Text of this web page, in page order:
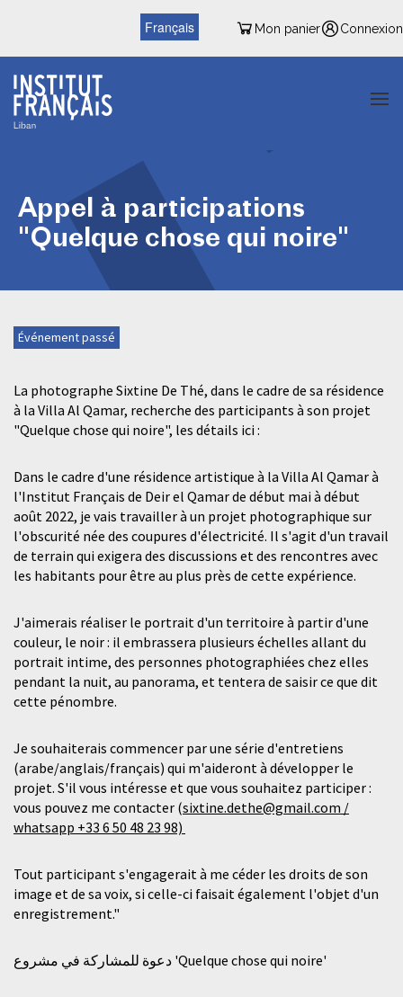
Mon panier Connexion
Français
Appel à participations
"Quelque chose qui noire"
Événement passé
La photographe Sixtine De Thé, dans le cadre de sa résidence
à la Villa Al Qamar, recherche des participants à son projet
"Quelque chose qui noire", les détails ici :
Dans le cadre d'une résidence artistique à la Villa Al Qamar à
l'Institut Français de Deir el Qamar de début mai à début
août 2022, je vais travailler à un projet photographique sur
l'obscurité née des coupures d'électricité. Il s'agit d'un travail
de terrain qui exigera des discussions et des rencontres avec
les habitants pour être au plus près de cette expérience.
J'aimerais réaliser le portrait d'un territoire à partir d'une
couleur, le noir : il embrassera plusieurs échelles allant du
portrait intime, des personnes photographiées chez elles
pendant la nuit, au panorama, et tentera de saisir ce que dit
cette pénombre.
Je souhaiterais commencer par une série d'entretiens
(arabe/anglais/français) qui m'aideront à développer le
projet. S'il vous intéresse et que vous souhaitez participer :
vous pouvez me contacter (sixtine.dethe@gmail.com /
whatsapp +33 6 50 48 23 98)
Tout participant s'engagerait à me céder les droits de son
image et de sa voix, si celle-ci faisait également l'objet d'un
enregistrement."
دعوة للمشاركة في مشروع 'Quelque chose qui noire'